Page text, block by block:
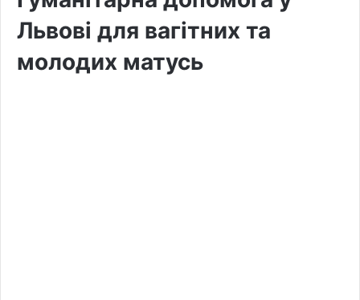
Львові для вагітних та
молодих матусь